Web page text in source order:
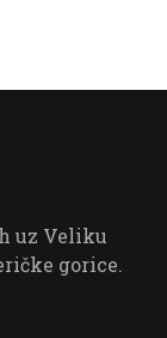
uz Veliku
gorice.